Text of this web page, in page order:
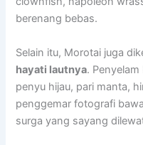
berenang bebas.
Selain itu, Morotai juga
hayati lautnya.
penyu hijau, pari manta,
penggemar fotografi
surga yang sayang